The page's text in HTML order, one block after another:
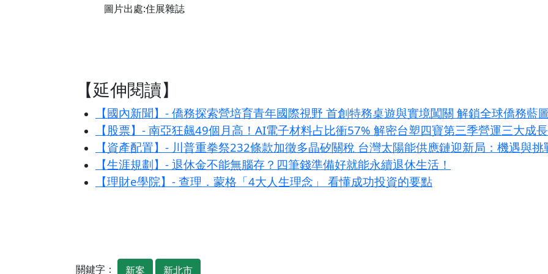
圖片出處:住展雜誌
【延伸閱讀】
【國內新聞】- 僑務探索營培育青年國際視野 首創特務桌遊與實境闖關 解鎖全球僑務藍圖
【股票】- 南亞狂飆49個月高！AI電子材料占比衝57% 解密台塑四寶第三季營運三大成
【資產配置】- 川普重拳祭232條款加徵多晶矽關稅 台灣太陽能供應鏈迎新局：機遇與挑
【生涯規劃】- 退休金不能無腦存？四筆錢準備好就能永續退休生活！
【理財e學院】- 查理．蒙格「4大人生理念」 看懂成功投資的要點
關鍵字： 新案 新北市